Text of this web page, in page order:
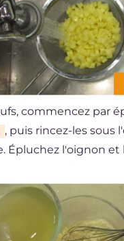
commencez par
, puis rincez-les sous
Épluchez l'oignon